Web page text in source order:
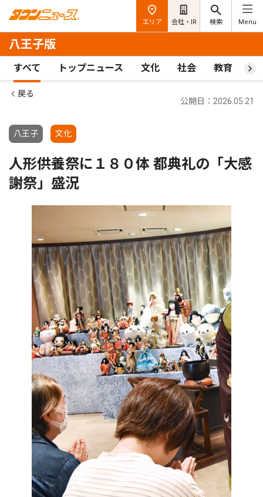
エリア 会社・IR 検索 Menu
八王子版
すべて トップニュース 文化 社会 教育 ス
戻る
八王子 文化
公開日：2026.05.21
人形供養祭に１８０体 都典礼の「大感
謝祭」盛況